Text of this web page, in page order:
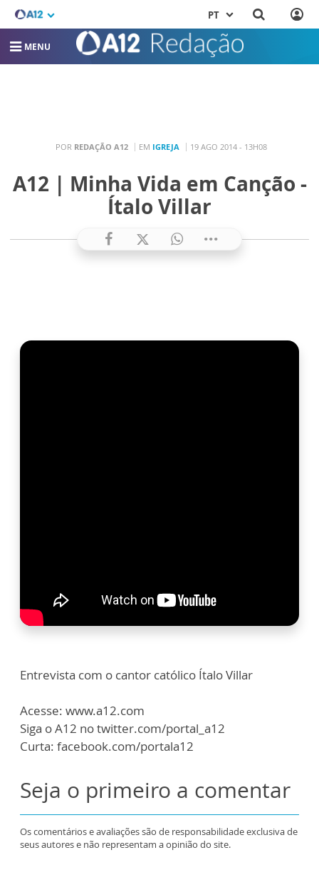
PT
MENU
POR REDAÇÃO A12 EM IGREJA 19 AGO 2014 - 13H08
A12 | Minha Vida em Canção -
Ítalo Villar
Entrevista com o cantor católico Ítalo Villar
Acesse: www.a12.com
Siga o A12 no twitter.com/portal_a12
Curta: facebook.com/portala12
Seja o primeiro a comentar
Os comentários e avaliações são de responsabilidade exclusiva de
seus autores e não representam a opinião do site.